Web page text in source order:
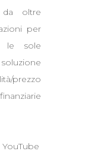
da oltre
per
le sole
prezzo